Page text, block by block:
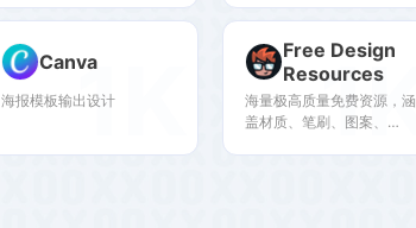
Canva
海报模板输出设计
1K
Free Design
Resources
海量极高质量免费资源，涵
盖材质、笔刷、图案、
1K